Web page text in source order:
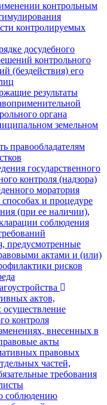
контрольным
контролируемых
досудебного
контрольного
(бездействия) его
результаты
органа
земельном
правообладателям
государственного
контроля (надзора)
моратория
и процедуре
(при ее наличии),
соблюдения
предусмотренные
актами и (или)
рисков
актов,
контроля
внесенных в
акты
правовых
частей,
требования
соблюдению